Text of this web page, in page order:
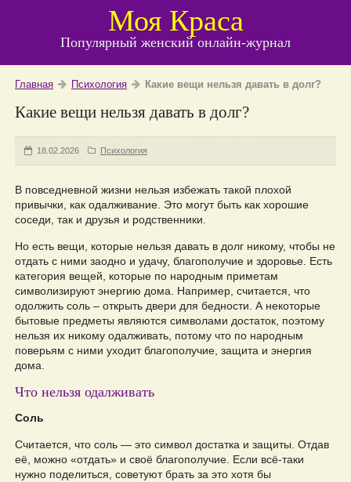
Моя Краса
Популярный женский онлайн-журнал
Главная Психология Какие вещи нельзя давать в долг?
Какие вещи нельзя давать в долг?
18.02.2026 Психология
В повседневной жизни нельзя избежать такой плохой
привычки, как одалживание. Это могут быть как хорошие
соседи, так и друзья и родственники.
Но есть вещи, которые нельзя давать в долг никому, чтобы не
отдать с ними заодно и удачу, благополучие и здоровье. Есть
категория вещей, которые по народным приметам
символизируют энергию дома. Например, считается, что
одолжить соль – открыть двери для бедности. А некоторые
бытовые предметы являются символами достаток, поэтому
нельзя их никому одалживать, потому что по народным
поверьям с ними уходит благополучие, защита и энергия
дома.
Что нельзя одалживать
Соль
Считается, что соль — это символ достатка и защиты. Отдав
её, можно «отдать» и своё благополучие. Если всё-таки
нужно поделиться, советуют брать за это хотя бы